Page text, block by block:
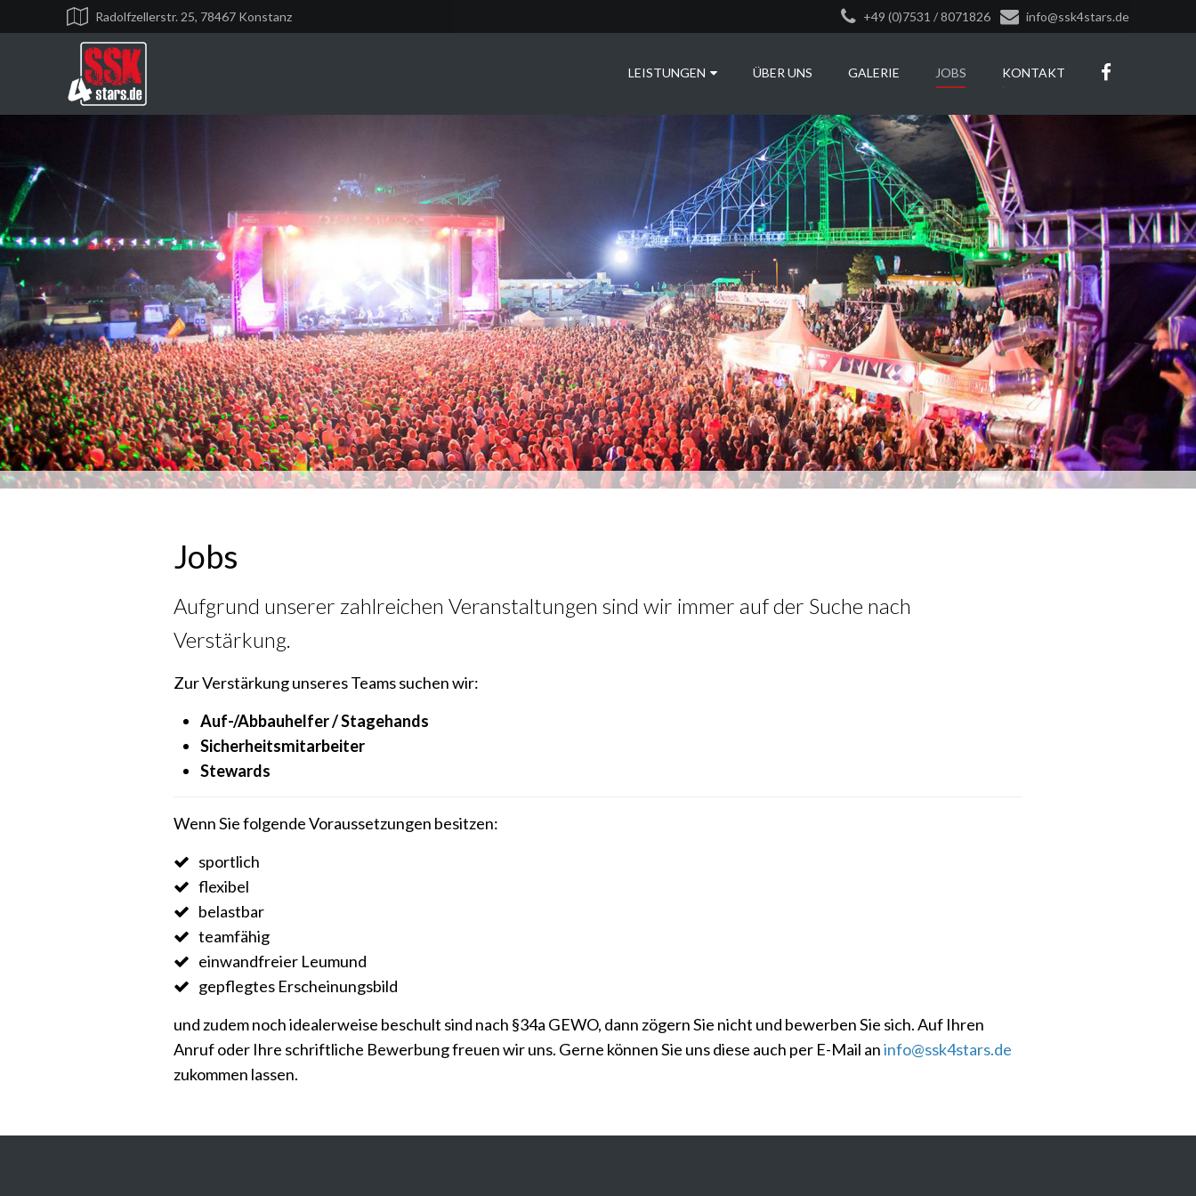
Radolfzellerstr. 25, 78467 Konstanz +49 (0)7531 / 8071826 info@ssk4stars.de
LEISTUNGEN ÜBER UNS GALERIE JOBS KONTAKT
Jobs
Aufgrund unserer zahlreichen Veranstaltungen sind wir immer auf der Suche nach
Verstärkung.
Zur Verstärkung unseres Teams suchen wir:
Auf-/Abbauhelfer / Stagehands
Sicherheitsmitarbeiter
Stewards
Wenn Sie folgende Voraussetzungen besitzen:
sportlich
flexibel
belastbar
teamfähig
einwandfreier Leumund
gepflegtes Erscheinungsbild
und zudem noch idealerweise beschult sind nach §34a GEWO, dann zögern Sie nicht und bewerben Sie sich. Auf Ihren
Anruf oder Ihre schriftliche Bewerbung freuen wir uns. Gerne können Sie uns diese auch per E-Mail aninfo@ssk4stars.de
zukommen lassen.